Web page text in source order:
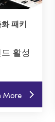
패키
활성
More